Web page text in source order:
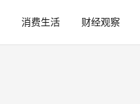
消费生活 财经观察